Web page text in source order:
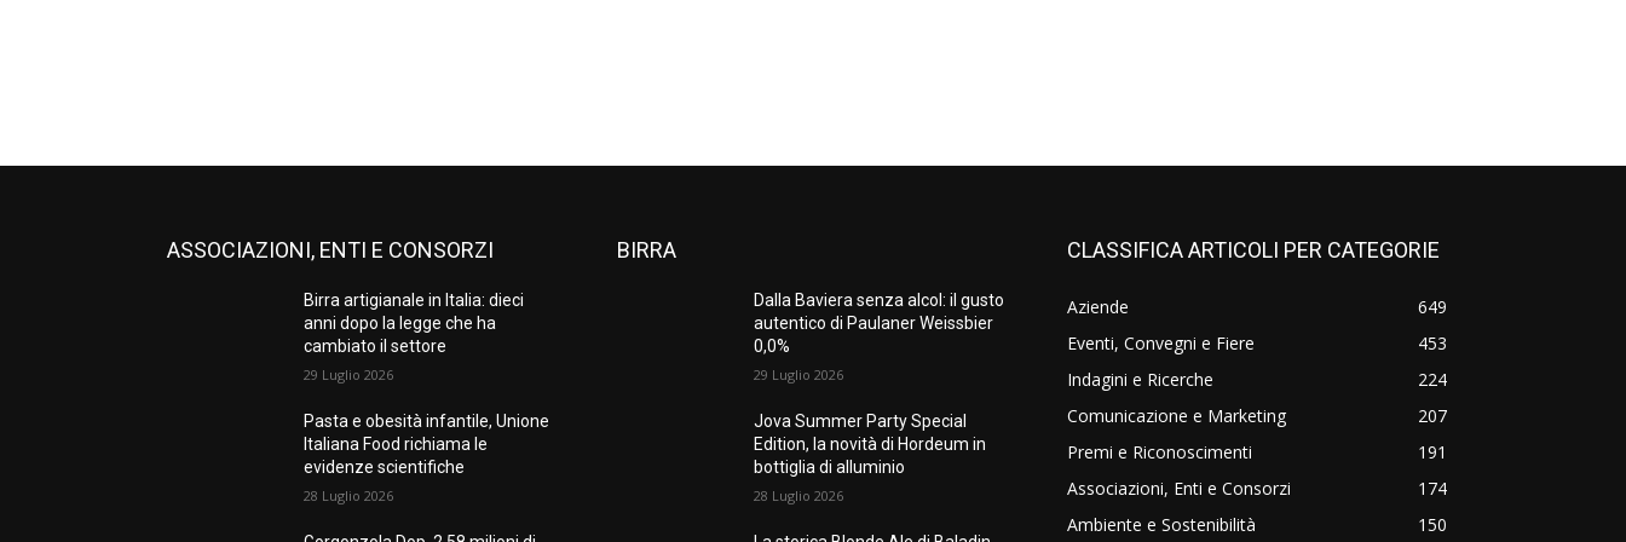
ASSOCIAZIONI, ENTI E CONSORZI
Birra artigianale in Italia: dieci
anni dopo la legge che ha
cambiato il settore
29 Luglio 2026
Pasta e obesità infantile, Unione
Italiana Food richiama le
evidenze scientifiche
28 Luglio 2026
BIRRA
Dalla Baviera senza alcol: il gusto
autentico di Paulaner Weissbier
0,0%
29 Luglio 2026
Jova Summer Party Special
Edition, la novità di Hordeum in
bottiglia di alluminio
28 Luglio 2026
CLASSIFICA ARTICOLI PER CATEGORIE
Aziende
649
Eventi, Convegni e Fiere
453
Indagini e Ricerche
224
Comunicazione e Marketing
207
Premi e Riconoscimenti
191
Associazioni, Enti e Consorzi
174
Ambiente e Sostenibilità
150